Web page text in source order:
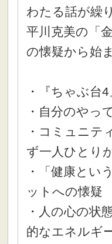
わたる話が繰
平川克美の「
の懐疑から始
・『ちゃぶ台
・自分のやっ
・コミュニテ
ず一人ひとり
・「健康とい
ットへの懐疑
・人の心の状
的なエネルギ